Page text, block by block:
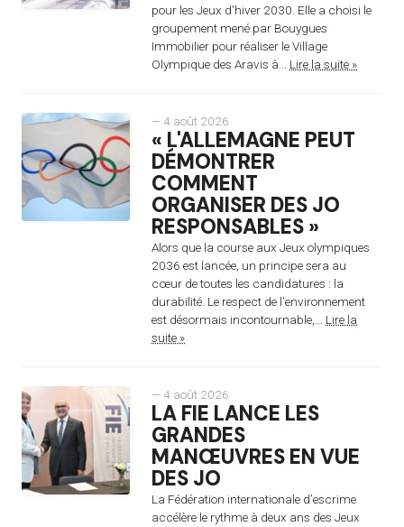
pour les Jeux d’hiver 2030. Elle a choisi le
groupement mené par Bouygues
Immobilier pour réaliser le Village
Olympique des Aravis à... Lire la suite »
— 4 août 2026
« L'ALLEMAGNE PEUT
DÉMONTRER
COMMENT
ORGANISER DES JO
RESPONSABLES »
Alors que la course aux Jeux olympiques
2036 est lancée, un principe sera au
cœur de toutes les candidatures : la
durabilité. Le respect de l’environnement
est désormais incontournable,... Lire la
suite »
— 4 août 2026
LA FIE LANCE LES
GRANDES
MANŒUVRES EN VUE
DES JO
La Fédération internationale d’escrime
accélère le rythme à deux ans des Jeux